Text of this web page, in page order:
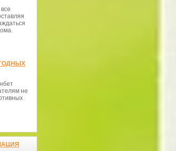
не